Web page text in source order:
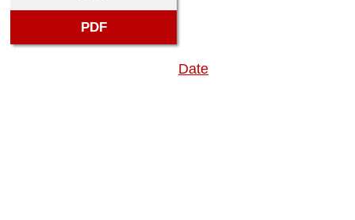
PDF
Date